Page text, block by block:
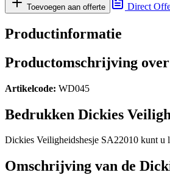
Toevoegen aan offerte Direct
Productinformatie
Productomschrijving over
Artikelcode: WD045
Bedrukken Dickies
Dickies Veiligheidshesje SA22010 kunt u
Omschrijving van de